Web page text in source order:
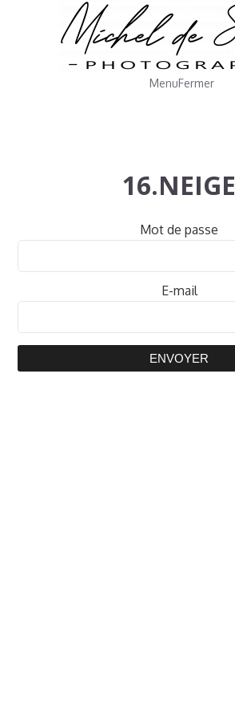
MenuFermer
16.NEIGE
Mot de passe
E-mail
ENVOYER